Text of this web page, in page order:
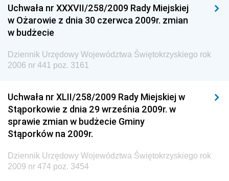
Dziennik Urzędowy Ministra Pracy i Polityki
Społecznej
Dziennik Urzędowy Urzędu Lotnictwa Cywilnego
Dziennik Urzędowy Ministerstwa Hutnictwa i
Przemysłu Maszynowego
Dziennik Urzędowy Ministerstwa Zdrowia i Opieki
Społecznej
Dziennik Urzędowy Ministerstwa Rolnictwa, Leśnictwa
i Gospodarki Żywnościowej
Uchwała nr XXXVII/258/2009 Rady Miejskiej
w Ożarowie z dnia 30 czerwca 2009r. zmian
w budżecie
Dziennik Urzędowy Województwa Świętokrzyskiego rok
2006 nr 441 poz. 3161
Uchwała nr XLII/258/2009 Rady Miejskiej w
Stąporkowie z dnia 29 września 2009r. w
sprawie zmian w budżecie Gminy
Stąporków na 2009r.
Dziennik Urzędowy Województwa Świętokrzyskiego rok
2009 nr 474 poz. 3454